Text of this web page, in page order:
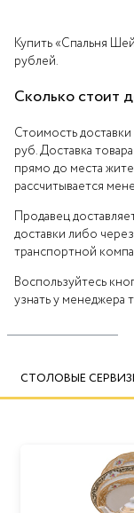
Купить «Спальня
рублей.
Сколько стоит
Стоимость
руб. Доставка
прямо до места
рассчитывается
Продавец
доставки либо
транспортной
Воспользуйтесь
узнать у менеджера
СТОЛОВЫЕ